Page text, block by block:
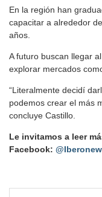
En la región han
capacitar a alrededor
años.
A futuro buscan llegar
explorar mercados
“Literalmente decidí
podemos crear el más
concluye Castillo.
Le invitamos a leer
Facebook: